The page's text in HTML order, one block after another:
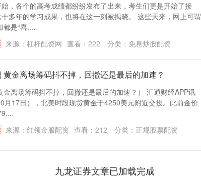
，各个的高考成绩都纷纷发布了出来，考生们更是开始了接
十多年的学习成果，也将在这一刻被揭晓。 这些天来，网上可谓
都是“喜....
来源：杠杆配资网 查看： 222 分类： 免息炒股配资
黄金离场筹码抖不掉，回撤还是最后的加速？
金离场筹码抖不掉，回撤还是最后的加速？） 汇通财经APP讯
17日），北美时段现货黄金于4250美元附近交投。此前金价
来源：红领金服配资 查看： 212 分类： 正规股票配资
九龙证券文章已加载完成